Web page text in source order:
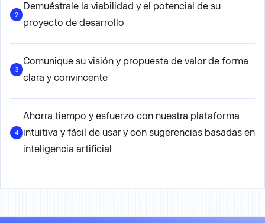
2
Demuéstrale la viabilidad y el potencial de su
proyecto de desarrollo
3
Comunique su visión y propuesta de valor de forma
clara y convincente
4
Ahorra tiempo y esfuerzo con nuestra plataforma
intuitiva y fácil de usar y con sugerencias basadas en
inteligencia artificial